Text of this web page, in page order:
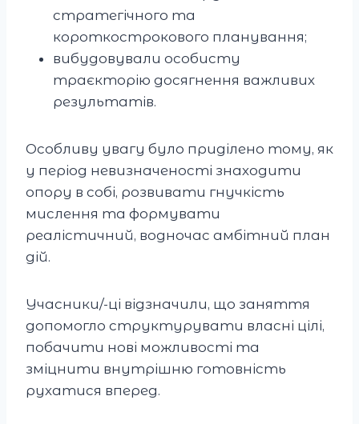
стратегічного та
короткострокового планування;
вибудовували особисту
траєкторію досягнення важливих
результатів.
Особливу увагу було приділено тому, як
у період невизначеності знаходити
опору в собі, розвивати гнучкість
мислення та формувати
реалістичний, водночас амбітний план
дій.
Учасники/-ці відзначили, що заняття
допомогло структурувати власні цілі,
побачити нові можливості та
зміцнити внутрішню готовність
рухатися вперед.